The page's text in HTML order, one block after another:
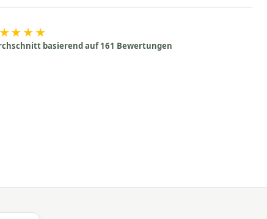
basierend auf 161 Bewertungen